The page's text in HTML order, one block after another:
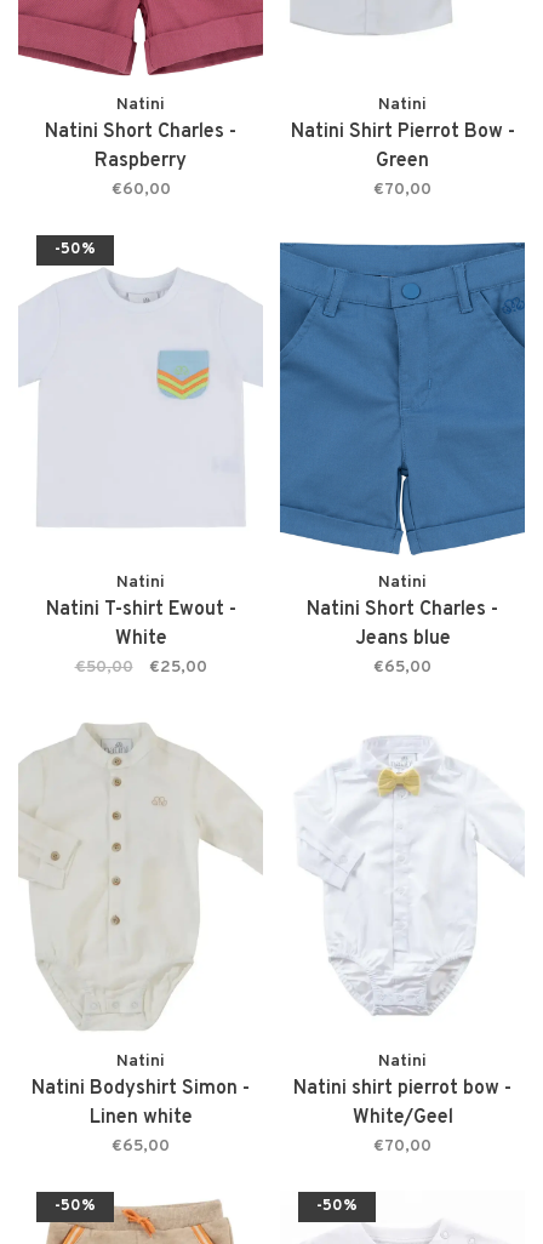
Natini
Natini Short Charles -
Raspberry
€60,00
Natini
Natini Shirt Pierrot Bow -
Green
€70,00
-50%
Natini
Natini T-shirt Ewout -
White
€50,00 €25,00
Natini
Natini Short Charles -
Jeans blue
€65,00
Natini
Natini Bodyshirt Simon -
Linen white
€65,00
Natini
Natini shirt pierrot bow -
White/Geel
€70,00
-50% -50%